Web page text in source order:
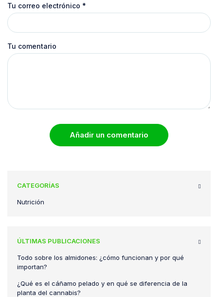
Tu correo electrónico *
Tu comentario
Añadir un comentario
CATEGORÍAS
Nutrición
ÚLTIMAS PUBLICACIONES
Todo sobre los almidones: ¿cómo funcionan y por qué
importan?
¿Qué es el cáñamo pelado y en qué se diferencia de la
planta del cannabis?